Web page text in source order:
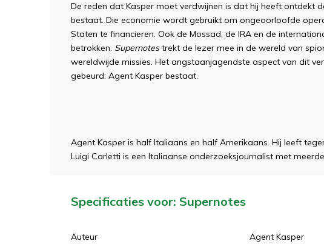
De reden dat Kasper moet verdwijnen is dat hij heeft ontdekt
bestaat. Die economie wordt gebruikt om ongeoorloofde
Staten te financieren. Ook de Mossad, de IRA en de
betrokken. Supernotestrekt de lezer mee in de wereld van
wereldwijde missies. Het angstaanjagendste aspect van dit
gebeurd: Agent Kasper bestaat.
Agent Kasper is half Italiaans en half Amerikaans. Hij leeft
Luigi Carletti is een Italiaanse onderzoeksjournalist met
Specificaties voor: Supernotes
Auteur Agent Kasper